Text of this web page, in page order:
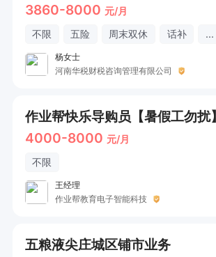
3860-8000 元/月
不限 五险 周末双休 话补 ...
杨女士
河南华税财税咨询管理有限公司
作业帮快乐导购员【暑假工勿扰】
4000-8000 元/月
不限
王经理
作业帮教育电子智能科技
五粮液尖庄城区铺市业务